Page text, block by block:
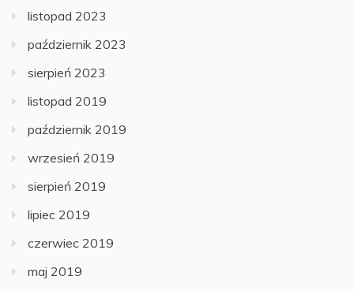
listopad 2023
październik 2023
sierpień 2023
listopad 2019
październik 2019
wrzesień 2019
sierpień 2019
lipiec 2019
czerwiec 2019
maj 2019